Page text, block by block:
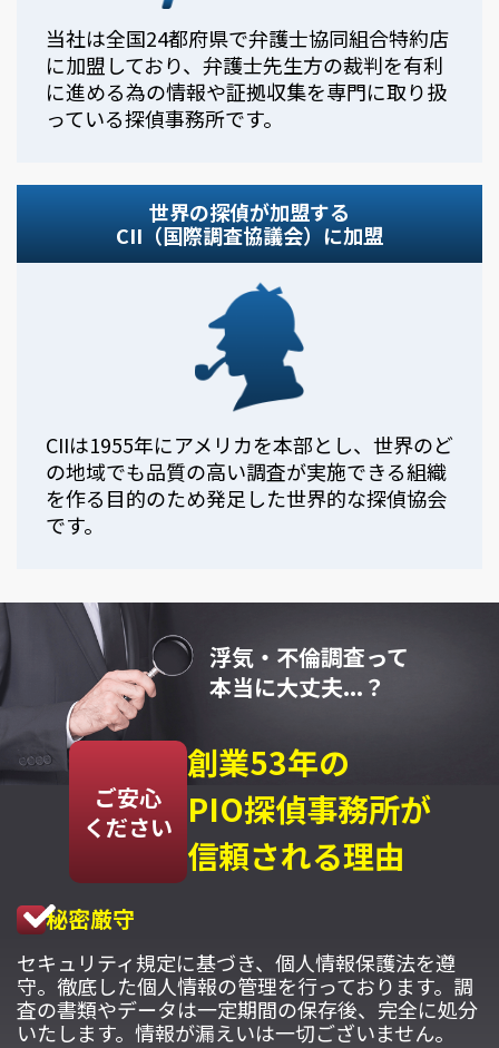
当社は全国24都府県で弁護士協同組合特約店
に加盟しており、弁護士先生方の裁判を有利
に進める為の情報や証拠収集を専門に取り扱
っている探偵事務所です。
世界の探偵が加盟する
CII（国際調査協議会）に加盟
CIIは1955年にアメリカを本部とし、世界のど
の地域でも品質の高い調査が実施できる組織
を作る目的のため発足した世界的な探偵協会
です。
浮気・不倫調査って
本当に大丈夫...？
ご安心
ください
創業53年の
PIO探偵事務所が
信頼される理由
秘密厳守
セキュリティ規定に基づき、個人情報保護法を遵
守。徹底した個人情報の管理を行っております。調
査の書類やデータは一定期間の保存後、完全に処分
いたします。情報が漏えいは一切ございません。